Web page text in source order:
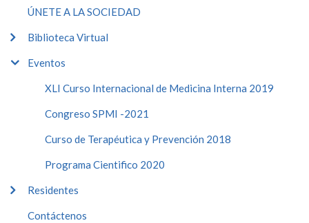
ÚNETE A LA SOCIEDAD
Biblioteca Virtual
Eventos
XLI Curso Internacional de Medicina Interna 2019
Congreso SPMI -2021
Curso de Terapéutica y Prevención 2018
Programa Cientifico 2020
Residentes
Contáctenos